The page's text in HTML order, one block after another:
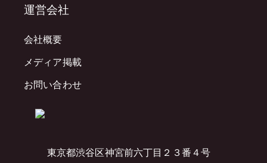
東京都渋谷区神宮前六丁目２３番４号
運営会社
会社概要
メディア掲載
お問い合わせ